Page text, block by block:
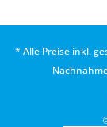
* Alle Preise inkl.